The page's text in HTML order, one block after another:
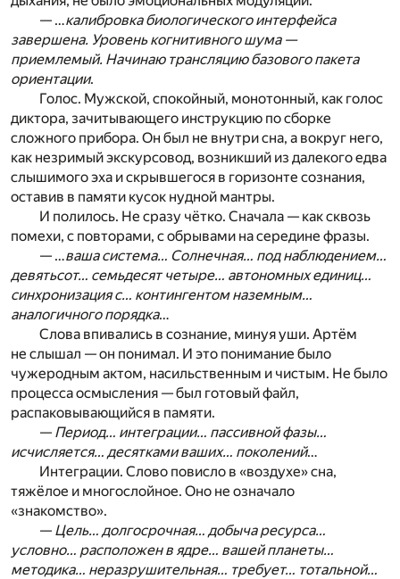
— …калибровка биологического интерфейса
завершена. Уровень когнитивного шума —
приемлемый. Начинаю трансляцию базового пакета
ориентации.
Голос. Мужской, спокойный, монотонный, как голос
диктора, зачитывающего инструкцию по сборке
сложного прибора. Он был не внутри сна, а вокруг него,
как незримый экскурсовод, возникший из далекого едва
слышимого эха и скрывшегося в горизонте сознания,
оставив в памяти кусок нудной мантры.
И полилось. Не сразу чётко. Сначала — как сквозь
помехи, с повторами, с обрывами на середине фразы.
— …ваша система… Солнечная… под наблюдением…
девятьсот… семьдесят четыре… автономных единиц…
синхронизация с… контингентом наземным…
аналогичного порядка…
Слова впивались в сознание, минуя уши. Артём
не слышал — он понимал. И это понимание было
чужеродным актом, насильственным и чистым. Не было
процесса осмысления — был готовый файл,
распаковывающийся в памяти.
— Период… интеграции… пассивной фазы…
исчисляется… десятками ваших… поколений…
Интеграции. Слово повисло в «воздухе» сна,
тяжёлое и многослойное. Оно не означало
«знакомство».
— Цель… долгосрочная… добыча ресурса…
условно… расположен в ядре… вашей планеты…
методика… неразрушительная… требует… тотальной…